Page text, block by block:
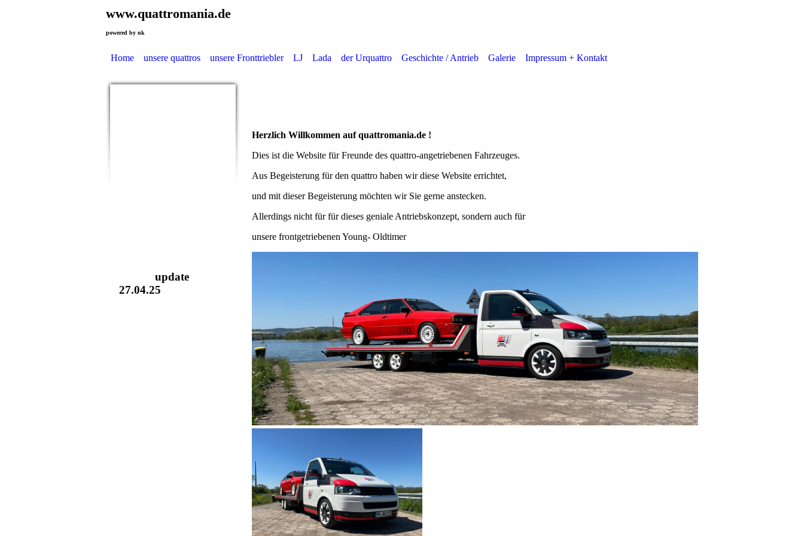
www.quattromania.de
powered by nk
Home unsere quattros unsere Fronttriebler LJ Lada der Urquattro Geschichte / Antrieb Galerie Impressum + Kontakt
update
27.04.25
Herzlich Willkommen auf quattromania.de !
Dies ist die Website für Freunde des quattro-angetriebenen Fahrzeuges.
Aus Begeisterung für den quattro haben wir diese Website errichtet,
und mit dieser Begeisterung möchten wir Sie gerne anstecken.
Allerdings nicht für für dieses geniale Antriebskonzept, sondern auch für
unsere frontgetriebenen Young- Oldtimer